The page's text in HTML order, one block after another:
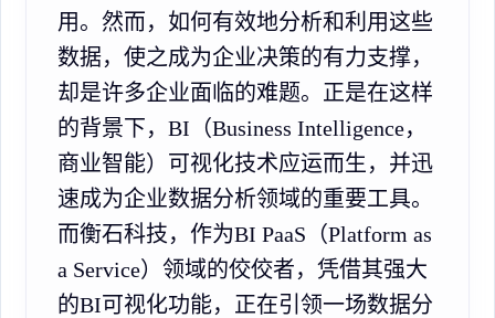
用。然而，如何有效地分析和利用这些
数据，使之成为企业决策的有力支撑，
却是许多企业面临的难题。正是在这样
的背景下，BI（Business Intelligence，
商业智能）可视化技术应运而生，并迅
速成为企业数据分析领域的重要工具。
而衡石科技，作为BI PaaS（Platform as
a Service）领域的佼佼者，凭借其强大
的BI可视化功能，正在引领一场数据分